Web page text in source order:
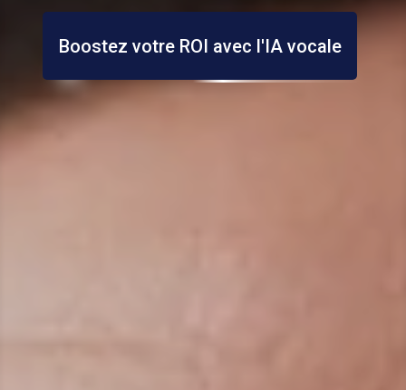
Boostez votre ROI avec l'IA vocale